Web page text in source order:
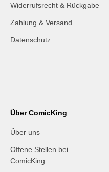
Widerrufsrecht & Rückgabe
Zahlung & Versand
Datenschutz
Über ComicKing
Über uns
Offene Stellen bei
ComicKing